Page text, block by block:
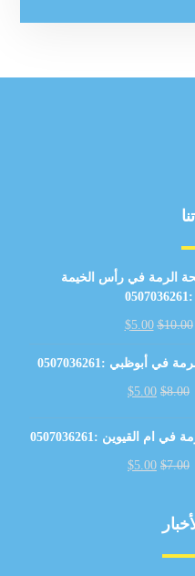
الرمة في رأس الخيمة
:0507036261
$10.00
$5.00
أبوظبي :0507036261
$8.00
$5.00
القيوين :0507036261
$7.00
$5.00